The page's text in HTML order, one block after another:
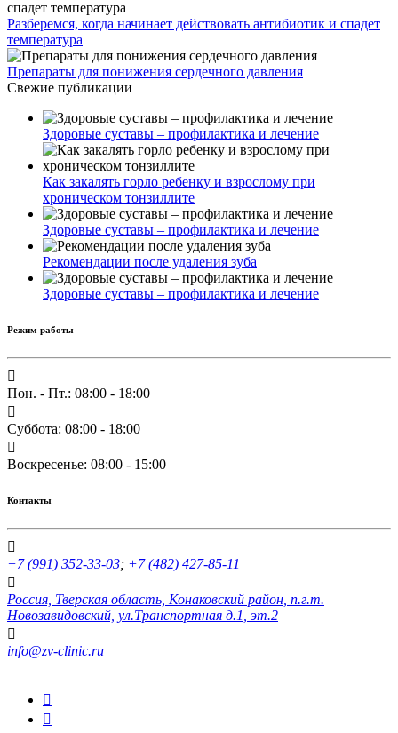
Разберемся, когда начинает действовать антибиотик и спадет
температура
Препараты для понижения сердечного давления
Свежие публикации
Здоровые суставы – профилактика и лечение
Как закалять горло ребенку и взрослому при
хроническом тонзиллите
Здоровые суставы – профилактика и лечение
Рекомендации после удаления зуба
Здоровые суставы – профилактика и лечение
Режим работы
Пон. - Пт.: 08:00 - 18:00
Суббота: 08:00 - 18:00
Воскресенье: 08:00 - 15:00
Контакты
+7 (991) 352-33-03; +7 (482) 427-85-11
Россия, Тверская область, Конаковский район, п.г.т.
Новозавидовский, ул.Транспортная д.1, эт.2
info@zv-clinic.ru